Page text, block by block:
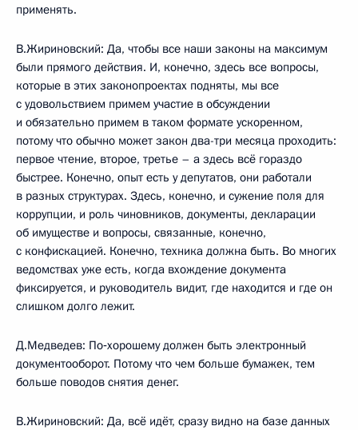
применять.
В.Жириновский: Да, чтобы все наши законы на максимум
были прямого действия. И, конечно, здесь все вопросы,
которые в этих законопроектах подняты, мы все
с удовольствием примем участие в обсуждении
и обязательно примем в таком формате ускоренном,
потому что обычно может закон два-три месяца проходить:
первое чтение, второе, третье – а здесь всё гораздо
быстрее. Конечно, опыт есть у депутатов, они работали
в разных структурах. Здесь, конечно, и сужение поля для
коррупции, и роль чиновников, документы, декларации
об имуществе и вопросы, связанные, конечно,
с конфискацией. Конечно, техника должна быть. Во многих
ведомствах уже есть, когда вхождение документа
фиксируется, и руководитель видит, где находится и где он
слишком долго лежит.
Д.Медведев: По‑хорошему должен быть электронный
документооборот. Потому что чем больше бумажек, тем
больше поводов снятия денег.
В.Жириновский: Да, всё идёт, сразу видно на базе данных